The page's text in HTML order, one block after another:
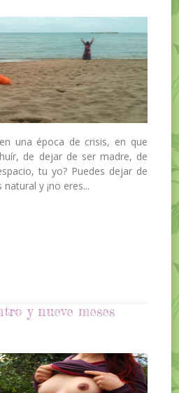
una época de crisis, en que
de dejar de ser madre, de
tu yo? Puedes dejar de
y ¡no eres...
y nueve meses